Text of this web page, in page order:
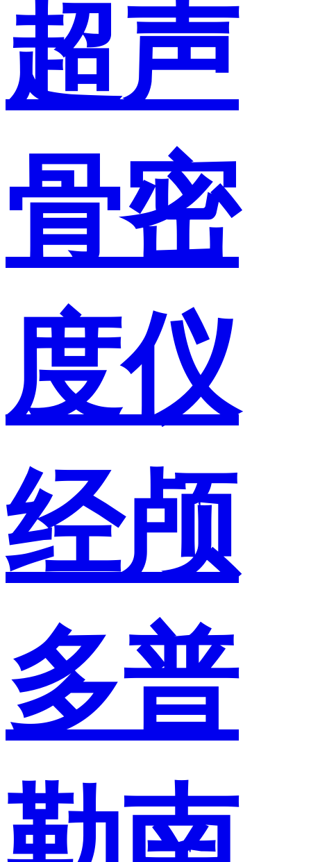
超声
骨密
度仪
经颅
多普